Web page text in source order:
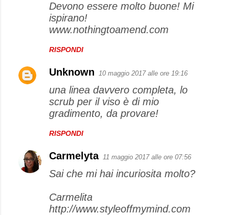
Devono essere molto buone! Mi
ispirano!
www.nothingtoamend.com
RISPONDI
Unknown 10 maggio 2017 alle ore 19:16
una linea davvero completa, lo
scrub per il viso è di mio
gradimento, da provare!
RISPONDI
Carmelyta 11 maggio 2017 alle ore 07:56
Sai che mi hai incuriosita molto?
Carmelita
http://www.styleoffmymind.com